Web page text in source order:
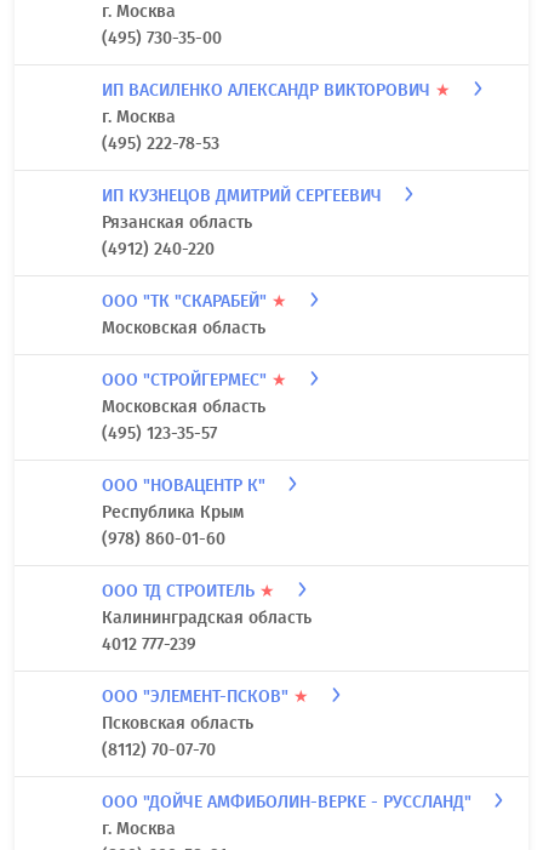
г. Москва
(495) 730-35-00
ИП ВАСИЛЕНКО АЛЕКСАНДР ВИКТОРОВИЧ ★
г. Москва
(495) 222-78-53
ИП КУЗНЕЦОВ ДМИТРИЙ СЕРГЕЕВИЧ
Рязанская область
(4912) 240-220
ООО "ТК "СКАРАБЕЙ" ★
Московская область
ООО "СТРОЙГЕРМЕС" ★
Московская область
(495) 123-35-57
ООО "НОВАЦЕНТР К"
Республика Крым
(978) 860-01-60
ООО ТД СТРОИТЕЛЬ ★
Калининградская область
4012 777-239
ООО "ЭЛЕМЕНТ-ПСКОВ" ★
Псковская область
(8112) 70-07-70
ООО "ДОЙЧЕ АМФИБОЛИН-ВЕРКЕ - РУССЛАНД"
г. Москва